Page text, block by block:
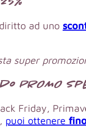
ad uno
super
PROMO
Friday,
puoi ottenere